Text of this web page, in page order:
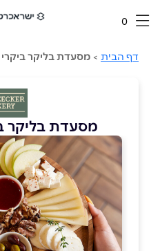
0
דף הבית > מסעדת בליקר
מסעדת בליקר